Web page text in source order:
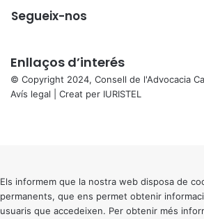
Segueix-nos
Enllaços d’interés
© Copyright 2024, Consell de l'Advocacia
Avís legal | Creat per IURISTEL
button
Els informem que la nostra web disposa de
permanents, que ens permet obtenir
usuaris que accedeixen. Per obtenir més